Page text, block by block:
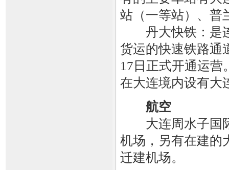
站（一等站）、普
丹大快铁：是连
货运的快速铁路通
17日正式开通运营
在大连境内设有大
航空
大连周水子国际
机场，另有在建的
迁建机场。